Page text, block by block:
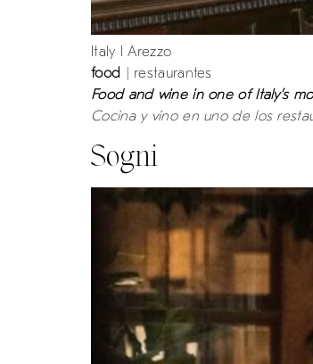
Italy I Arezzo
food
| restaurantes
Food and wine in one of Italy’s
Cocina y vino en uno de los
Sogni